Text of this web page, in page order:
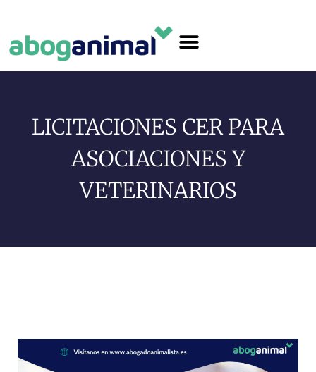
LICITACIONES CER PARA
ASOCIACIONES Y
VETERINARIOS